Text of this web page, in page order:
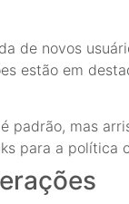
de novos
estão em
padrão, mas
para a